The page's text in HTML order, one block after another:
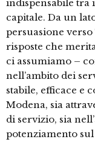
indispensabile tra
capitale. Da un
persuasione
risposte che
ci assumiamo –
nell’ambito dei
stabile, efficace e
Modena, sia
di servizio, sia
potenziamento